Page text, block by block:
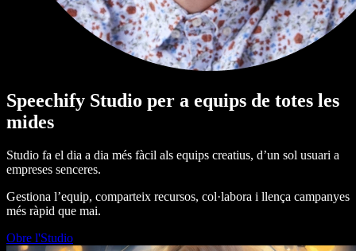
Speechify Studio per a equips de totes les
mides
Studio fa el dia a dia més fàcil als equips creatius, d’un sol usuari a
empreses senceres.
Gestiona l’equip, comparteix recursos, col·labora i llença campanyes
més ràpid que mai.
Obre l'Studio